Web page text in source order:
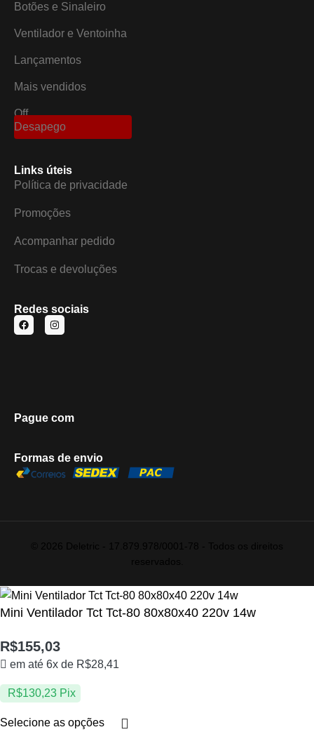
Botões e Sinaleiro
Ventilador e Ventoinha
Lançamentos
Mais vendidos
Off
Desapego
Links úteis
Política de privacidade
Promoções
Acompanhar pedido
Trocas e devoluções
Redes sociais
Pague com
Formas de envio
Mini Ventilador Tct Tct-80 80x80x40 220v 14w
R$155,03
em até 6x de R$28,41
R$130,23 Pix
Selecione as opções